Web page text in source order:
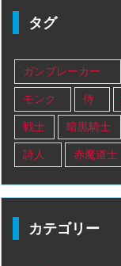
タグ
ガンブレーカー
モンク 侍
戦士 暗黒騎士
詩人 赤魔道士
カテゴリー